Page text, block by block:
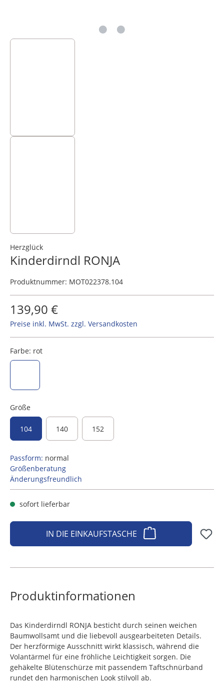
Herzglück
Kinderdirndl RONJA
Produktnummer: MOT022378.104
139,90 €
Preise inkl. MwSt. zzgl. Versandkosten
Farbe: rot
Größe
104 140 152
Passform: normal
Größenberatung
Änderungsfreundlich
sofort lieferbar
IN DIE EINKAUFSTASCHE
Produktinformationen
Das Kinderdirndl RONJA besticht durch seinen weichen
Baumwollsamt und die liebevoll ausgearbeiteten Details.
Der herzförmige Ausschnitt wirkt klassisch, während die
Volantärmel für eine fröhliche Leichtigkeit sorgen. Die
gehäkelte Blütenschürze mit passendem Taftschnürband
rundet den harmonischen Look stilvoll ab.